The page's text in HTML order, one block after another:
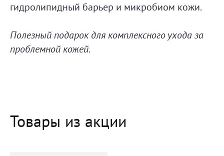
гидролипидный барьер и микробиом кожи.
Полезный подарок для комплексного ухода за
проблемной кожей.
Товары из акции